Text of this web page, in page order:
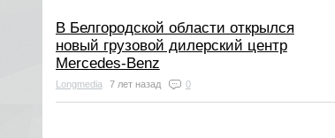
В Белгородской области открылся
новый грузовой дилерский центр
Mercedes-Benz
Longmedia 7 лет назад 0